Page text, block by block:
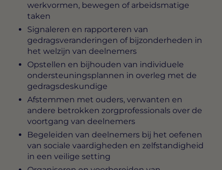
werkvormen, bewegen of arbeidsmatige
taken
Signaleren en rapporteren van
gedragsveranderingen of bijzonderheden in
het welzijn van deelnemers
Opstellen en bijhouden van individuele
ondersteuningsplannen in overleg met de
gedragsdeskundige
Afstemmen met ouders, verwanten en
andere betrokken zorgprofessionals over de
voortgang van deelnemers
Begeleiden van deelnemers bij het oefenen
van sociale vaardigheden en zelfstandigheid
in een veilige setting